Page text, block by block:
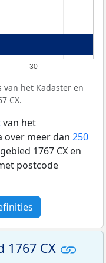
30
het Kadaster en
CX.
van het
over meer dan 250
1767 CX en
postcode
1767 CX